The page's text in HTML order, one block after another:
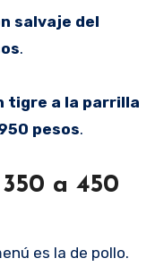
salvaje del
.
tigre a la parrilla
pesos.
a 450
es la de pollo.